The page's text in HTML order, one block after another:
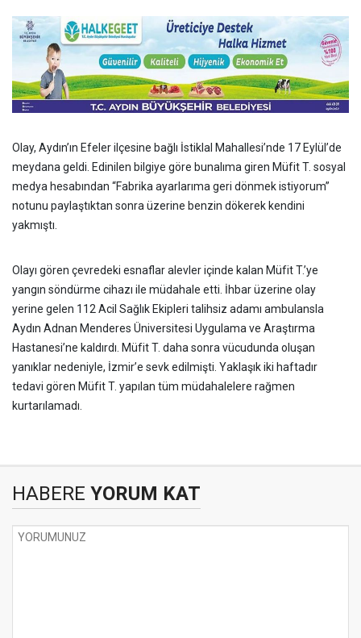
Olay, Aydın’ın Efeler ilçesine bağlı İstiklal Mahallesi’nde 17 Eylül’de
meydana geldi. Edinilen bilgiye göre bunalıma giren Müfit T. sosyal
medya hesabından “Fabrika ayarlarıma geri dönmek istiyorum”
notunu paylaştıktan sonra üzerine benzin dökerek kendini
yakmıştı.
Olayı gören çevredeki esnaflar alevler içinde kalan Müfit T.’ye
yangın söndürme cihazı ile müdahale etti. İhbar üzerine olay
yerine gelen 112 Acil Sağlık Ekipleri talihsiz adamı ambulansla
Aydın Adnan Menderes Üniversitesi Uygulama ve Araştırma
Hastanesi’ne kaldırdı. Müfit T. daha sonra vücudunda oluşan
yanıklar nedeniyle, İzmir’e sevk edilmişti. Yaklaşık iki haftadır
tedavi gören Müfit T. yapılan tüm müdahalelere rağmen
kurtarılamadı.
HABERE YORUM KAT